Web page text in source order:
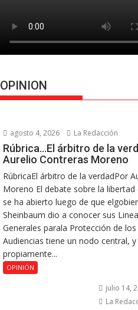
OPINION
agosto 4, 2026 La Redacción
Rúbrica…El árbitro de la
Aurelio Contreras Moreno
RúbricaEl árbitro de la verdadPor
Moreno El debate sobre la libertad
se ha abierto luego de que
Sheinbaum dio a conocer sus
Generales parala Protección de
Audiencias tiene un nodo central,
propiamente...
OPINIÓN
julio 14,
La